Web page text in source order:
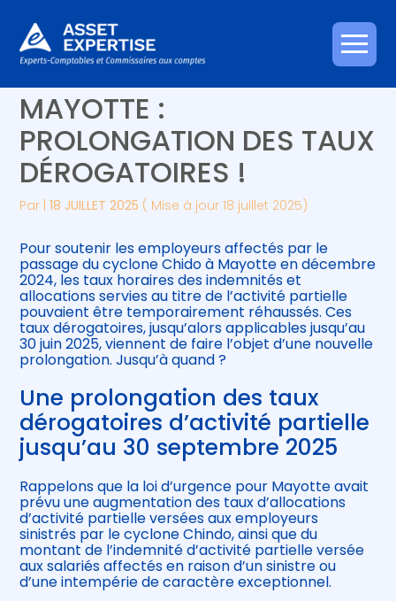
Aller
au
Créer et reprendre une activité
Gérer votre quotidien
Piloter votre entreprise
Développer votre entreprise
Être prêt pour la facturation
électronique
Piloter votre gestion
Suivre votre comptabilité
Gérer vos ressources humaines
ACTIVITÉ PARTIELLE À
MAYOTTE :
PROLONGATION DES TAUX
DÉROGATOIRES !
Par |18 JUILLET 2025 ( Mise à jour 18 juillet 2025)
Pour soutenir les employeurs affectés par le
passage du cyclone Chido à Mayotte en décembre
2024, les taux horaires des indemnités et
allocations servies au titre de l’activité partielle
pouvaient être temporairement réhaussés. Ces
taux dérogatoires, jusqu’alors applicables jusqu’au
30 juin 2025, viennent de faire l’objet d’une nouvelle
prolongation. Jusqu’à quand ?
Une prolongation des taux
dérogatoires d’activité partielle
jusqu’au 30 septembre 2025
Rappelons que la loi d’urgence pour Mayotte avait
prévu une augmentation des taux d’allocations
d’activité partielle versées aux employeurs
sinistrés par le cyclone Chindo, ainsi que du
montant de l’indemnité d’activité partielle versée
aux salariés affectés en raison d’un sinistre ou
d’une intempérie de caractère exceptionnel.